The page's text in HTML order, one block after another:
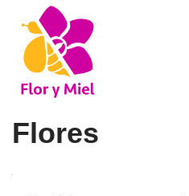
Saltar
contenido
Flores